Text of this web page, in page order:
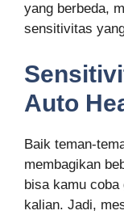
yang berbeda,
sensitivitas
Auto
Baik teman-
membagikan
bisa kamu coba
kalian. Jadi,